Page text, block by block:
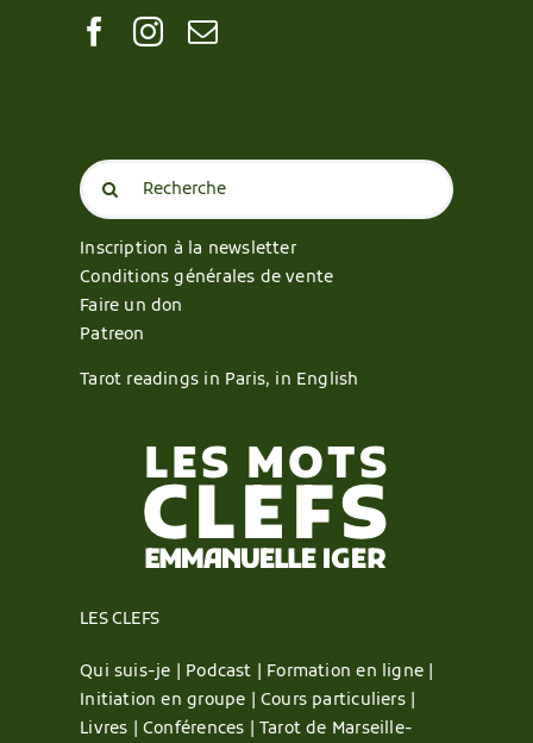
Search
for:
Inscription à la newsletter
Conditions générales de vente
Faire un don
Patreon
Tarot readings in Paris, in English
LES CLEFS
Qui suis-je | Podcast | Formation en ligne |
Initiation en groupe |Cours particuliers |
Livres |Conférences |Tarot de Marseille-